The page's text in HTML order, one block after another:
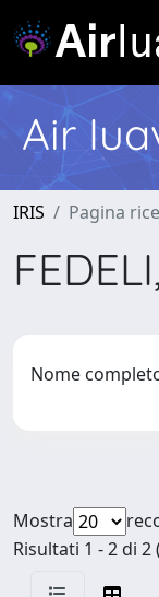
Air
IRIS Pagina
Nome
Mostra
Risultati 1 - 2 di